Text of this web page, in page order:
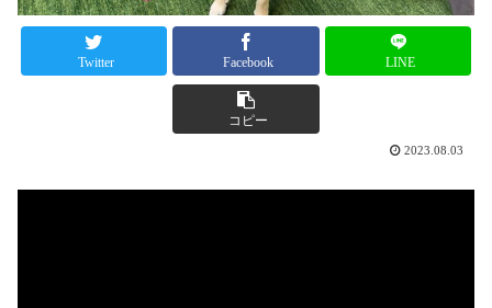
Twitter Facebook LINE
コピー
2023.08.03